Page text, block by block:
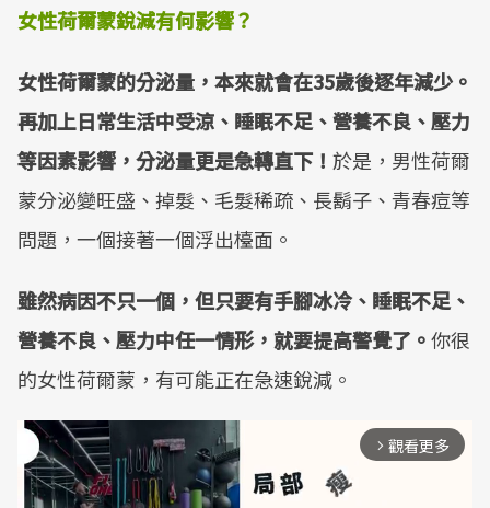
女性荷爾蒙銳減有何影響？
女性荷爾蒙的分泌量，本來就會在35歲後逐年減少。
再加上日常生活中受涼、睡眠不足、營養不良、壓力
等因素影響，分泌量更是急轉直下！ 於是，男性荷爾
蒙分泌變旺盛、掉髮、毛髮稀疏、長鬍子、青春痘等
問題，一個接著一個浮出檯面。
雖然病因不只一個，但只要有手腳冰冷、睡眠不足、
營養不良、壓力中任一情形，就要提高警覺了。你很
的女性荷爾蒙，有可能正在急速銳減。
arrow_forward_ios 觀看更多